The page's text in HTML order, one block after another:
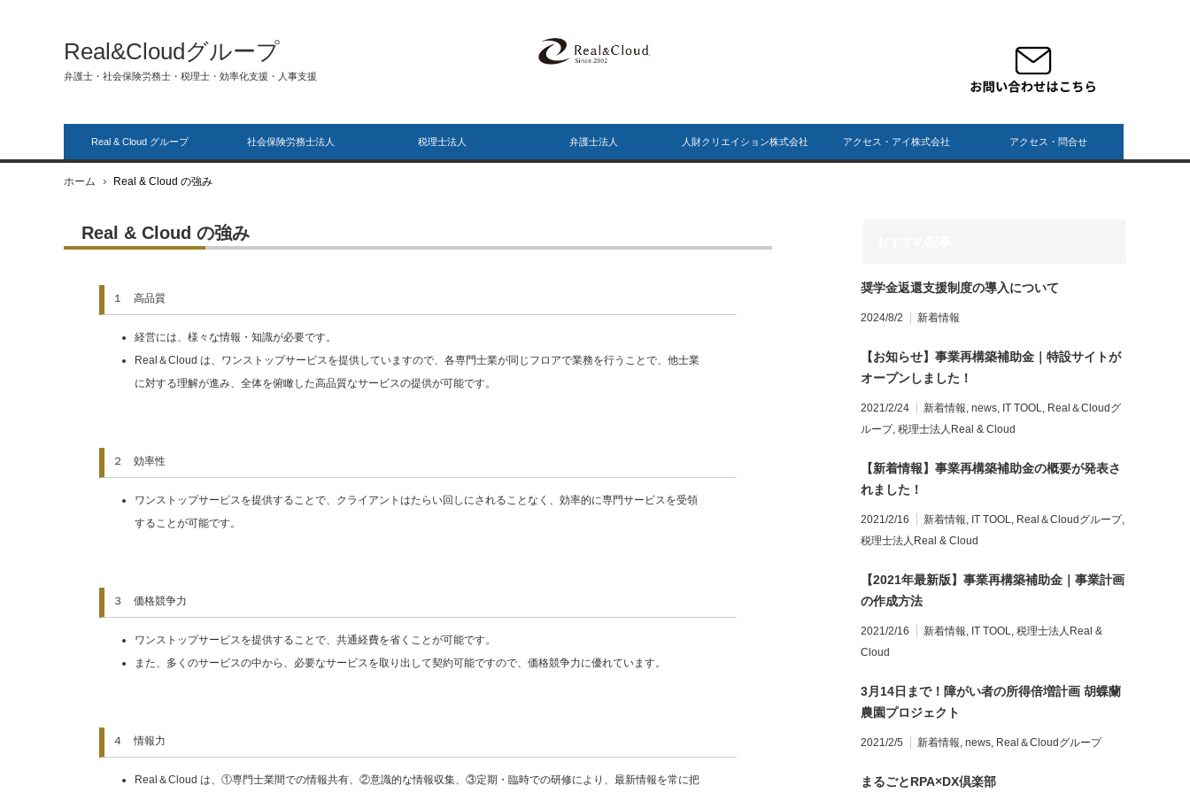
Real&Cloudグループ
弁護士・社会保険労務士・税理士・効率化支援・人事支援
Real & Cloud グループ 社会保険労務士法人 税理士法人 弁護士法人 人財クリエイション株式会社 アクセス・アイ株式会社 アクセス・問合せ
ホーム Real & Cloud の強み
Real & Cloud の強み
１ 高品質
経営には、様々な情報・知識が必要です。
Real＆Cloud は、ワンストップサービスを提供していますので、各専門士業が同じフロアで業務を行うことで、他士業
に対する理解が進み、全体を俯瞰した高品質なサービスの提供が可能です。
２ 効率性
ワンストップサービスを提供することで、クライアントはたらい回しにされることなく、効率的に専門サービスを受領
することが可能です。
３ 価格競争力
ワンストップサービスを提供することで、共通経費を省くことが可能です。
また、多くのサービスの中から、必要なサービスを取り出して契約可能ですので、価格競争力に優れています。
４ 情報力
Real＆Cloud は、①専門士業間での情報共有、②意識的な情報収集、③定期・臨時での研修により、最新情報を常に把
奨学⾦返還⽀援制度の導⼊について
2024/8/2 新着情報
【お知らせ】事業再構築補助金｜特設サイトが
オープンしました！
2021/2/24 新着情報, news, IT TOOL, Real＆Cloudグ
ループ, 税理士法人Real & Cloud
【新着情報】事業再構築補助金の概要が発表さ
れました！
2021/2/16 新着情報, IT TOOL, Real＆Cloudグループ,
税理士法人Real & Cloud
【2021年最新版】事業再構築補助金｜事業計画
の作成方法
2021/2/16 新着情報, IT TOOL, 税理士法人Real &
Cloud
3月14日まで！障がい者の所得倍増計画 胡蝶蘭
農園プロジェクト
2021/2/5 新着情報, news, Real＆Cloudグループ
まるごとRPA×DX倶楽部